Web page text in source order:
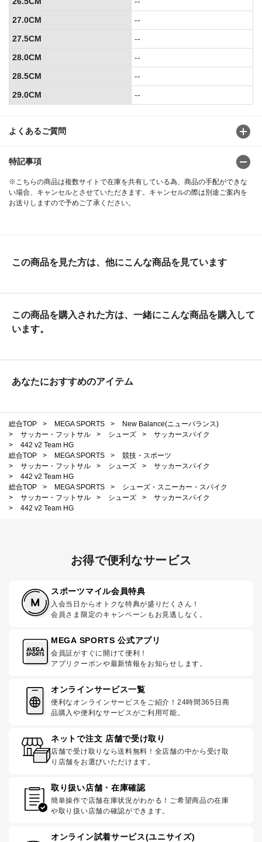
よくあるご質問
特記事項
※こちらの商品は複数サイトで在庫を共有している為、商品の手配ができな
い場合、キャンセルとさせていただきます。キャンセルの際は別途ご案内を
お送りしますので予めご了承ください。
27.0CM
--
27.5CM
--
28.0CM
--
28.5CM
--
29.0CM
--
この商品を見た方は、他にこんな商品を見ています
この商品を購入された方は、一緒にこんな商品を購入して
います。
あなたにおすすめのアイテム
総合TOP > MEGA SPORTS >
New Balance(ニューバランス)
>
サッカー・フットサル > シューズ >
サッカースパイク
>
442 v2 Team HG
総合TOP
> MEGA SPORTS >
競技・スポーツ
>
サッカー・フットサル > シューズ >
サッカースパイク
>
442 v2 Team HG
総合TOP
> MEGA SPORTS >
シューズ・スニーカー・スパイク
>
サッカー・フットサル > シューズ >
サッカースパイク
>
442 v2 Team HG
お得で便利なサービス
スポーツマイル会員特典
入会当日からオトクな特典が盛りだくさん！
会員さま限定のキャンペーンもお見逃しなく。
MEGA SPORTS 公式アプリ
会員証がすぐに開けて便利！
アプリクーポンや最新情報をお知らせします。
オンラインサービス一覧
便利なオンラインサービスをご紹介！24時間365日商
品購入や便利なサービスがご利用可能。
ネットで注文 店舗で受け取り
店舗で受け取りなら送料無料！全店舗の中から受け取
り店舗をお選びいただけます。
取り扱い店舗・在庫確認
簡単操作で店舗在庫状況がわかる！ご希望商品の在庫
や取り扱い店舗の確認ができます。
オンライン試着サービス(ユニサイズ)